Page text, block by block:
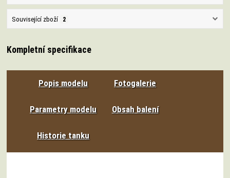
Související zboží 2
Kompletní specifikace
Popis modelu Fotogalerie
Parametry modelu Obsah balení
Historie tanku